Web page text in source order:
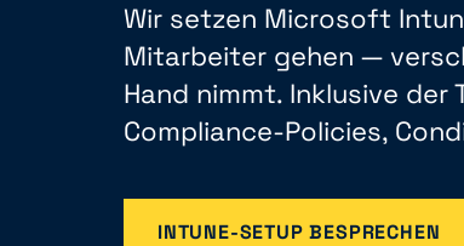
Wir setzen Microsoft
Mitarbeiter gehen —
Hand nimmt. Inklusive
Compliance-Policies,
INTUNE-SETUP BESPRECHEN